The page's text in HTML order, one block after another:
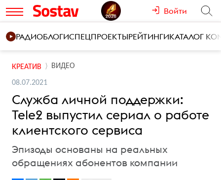
Войти
РАДИОБЛОГИСПЕЦПРОЕКТЫРЕЙТИНГИКАТАЛОГ
КРЕАТИВ ВИДЕО
08.07.2021
Служба личной поддержки:
Tele2 выпустил сериал о работе
клиентского сервиса
Эпизоды основаны на реальных
обращениях абонентов компании